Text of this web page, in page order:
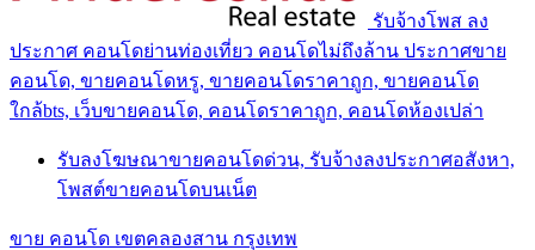
รับจ้างโพส ลง
ประกาศ คอนโดย่านท่องเที่ยว คอนโดไม่ถึงล้าน ประกาศขาย
คอนโด, ขายคอนโดหรู, ขายคอนโดราคาถูก, ขายคอนโด
ใกล้bts, เว็บขายคอนโด, คอนโดราคาถูก, คอนโดห้องเปล่า
รับลงโฆษณาขายคอนโดด่วน, รับจ้างลงประกาศอสังหา,
โพสต์ขายคอนโดบนเน็ต
ขาย คอนโด เขตคลองสาน กรุงเทพ